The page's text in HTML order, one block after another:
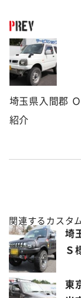
埼玉県入間郡
紹介
関連するカスタ
埼
Ｓ
東